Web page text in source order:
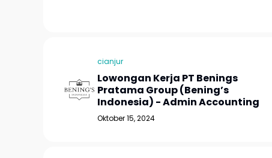
cianjur
Lowongan Kerja PT Benings
Pratama Group (Bening’s
Indonesia) - Admin Accounting
Oktober 15, 2024